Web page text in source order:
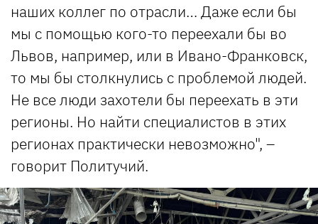
наших коллег по отрасли… Даже если бы
мы с помощью кого-то переехали бы во
Львов, например, или в Ивано-Франковск,
то мы бы столкнулись с проблемой людей.
Не все люди захотели бы переехать в эти
регионы. Но найти специалистов в этих
регионах практически невозможно", –
говорит Политучий.